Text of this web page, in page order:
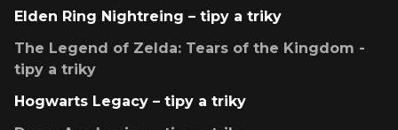
Elden Ring Nightreing – tipy a triky
The Legend of Zelda: Tears of the Kingdom -
tipy a triky
Hogwarts Legacy – tipy a triky